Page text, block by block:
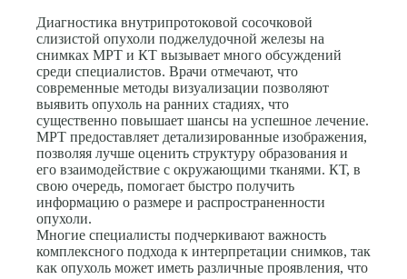
Диагностика внутрипротоковой сосочковой
слизистой опухоли поджелудочной железы на
снимках МРТ и КТ вызывает много обсуждений
среди специалистов. Врачи отмечают, что
современные методы визуализации позволяют
выявить опухоль на ранних стадиях, что
существенно повышает шансы на успешное лечение.
МРТ предоставляет детализированные изображения,
позволяя лучше оценить структуру образования и
его взаимодействие с окружающими тканями. КТ, в
свою очередь, помогает быстро получить
информацию о размере и распространенности
опухоли.
Многие специалисты подчеркивают важность
комплексного подхода к интерпретации снимков, так
как опухоль может иметь различные проявления, что